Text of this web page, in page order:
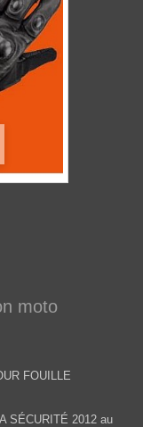
moto
FOUILLE
SÉCURITÉ 2012 au